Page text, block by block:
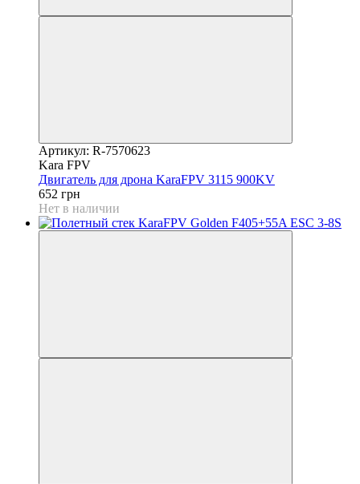
Артикул: R-7570623
Kara FPV
Двигатель для дрона KaraFPV 3115 900KV
652 грн
Нет в наличии